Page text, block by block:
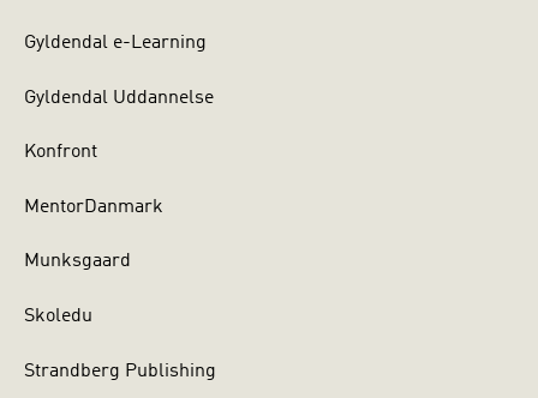
Gyldendal e-Learning
Gyldendal Uddannelse
Konfront
MentorDanmark
Munksgaard
Skoledu
Strandberg Publishing